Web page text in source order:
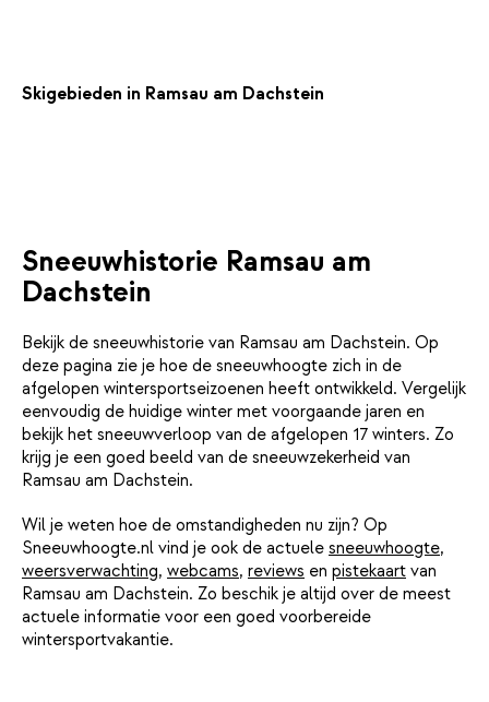
Skigebieden in Ramsau am Dachstein
Sneeuwhistorie Ramsau am
Dachstein
Bekijk de sneeuwhistorie van Ramsau am Dachstein. Op
deze pagina zie je hoe de sneeuwhoogte zich in de
afgelopen wintersportseizoenen heeft ontwikkeld. Vergelijk
eenvoudig de huidige winter met voorgaande jaren en
bekijk het sneeuwverloop van de afgelopen 17 winters. Zo
krijg je een goed beeld van de sneeuwzekerheid van
Ramsau am Dachstein.
Wil je weten hoe de omstandigheden nu zijn? Op
Sneeuwhoogte.nl vind je ook de actuele sneeuwhoogte,
weersverwachting, webcams, reviews en pistekaart van
Ramsau am Dachstein. Zo beschik je altijd over de meest
actuele informatie voor een goed voorbereide
wintersportvakantie.